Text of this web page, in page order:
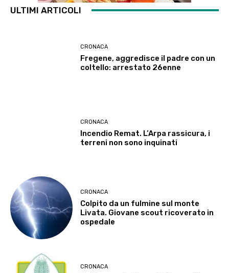
ULTIMI ARTICOLI
CRONACA
Fregene, aggredisce il padre con un
coltello: arrestato 26enne
CRONACA
Incendio Remat. L’Arpa rassicura, i
terreni non sono inquinati
CRONACA
Colpito da un fulmine sul monte
Livata. Giovane scout ricoverato in
ospedale
CRONACA